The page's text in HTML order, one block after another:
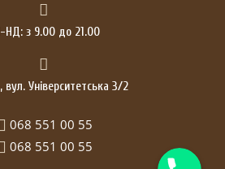
НД: з 9.00 до 21.00
вул. Університетська 3/2
068 551 00 55
068 551 00 55